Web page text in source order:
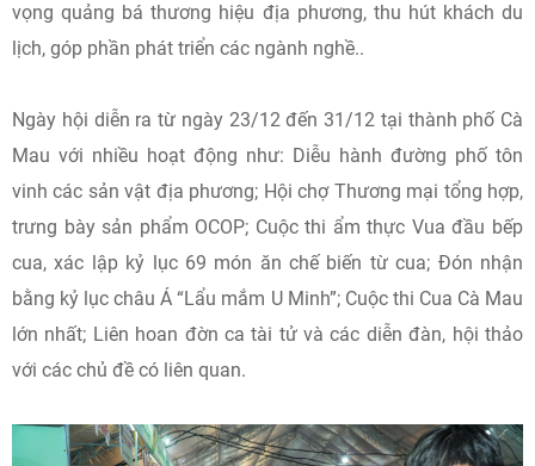
vọng quảng bá thương hiệu địa phương, thu hút khách du
lịch, góp phần phát triển các ngành nghề..
Ngày hội diễn ra từ ngày 23/12 đến 31/12 tại thành phố Cà
Mau với nhiều hoạt động như: Diễu hành đường phố tôn
vinh các sản vật địa phương; Hội chợ Thương mại tổng hợp,
trưng bày sản phẩm OCOP; Cuộc thi ẩm thực Vua đầu bếp
cua, xác lập kỷ lục 69 món ăn chế biến từ cua; Đón nhận
bằng kỷ lục châu Á “Lẩu mắm U Minh”; Cuộc thi Cua Cà Mau
lớn nhất; Liên hoan đờn ca tài tử và các diễn đàn, hội thảo
với các chủ đề có liên quan.